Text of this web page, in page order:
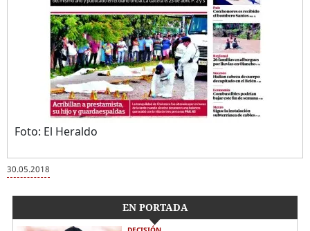
Foto: El Heraldo
30.05.2018
EN PORTADA